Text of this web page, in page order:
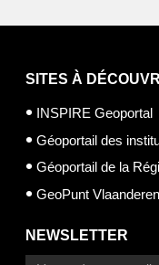
SITES À
INSPIRE Geoportal
Géoportail des
Géoportail de la
GeoPunt Vlaanderen
NEWSLETTER